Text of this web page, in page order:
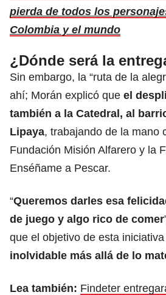
pierda de todos los
Colombia y el mundo
¿Dónde será la
Sin embargo, la “ruta de la
ahí; Morán explicó que el
también a la Catedral, al
Lipaya, trabajando de la mano
Fundación Misión Alfarero y la
Enséñame a Pescar.
“Queremos darles esa
de juego y algo rico de comer
que el objetivo de esta iniciativa
inolvidable más allá de lo
Lea también: Findeter